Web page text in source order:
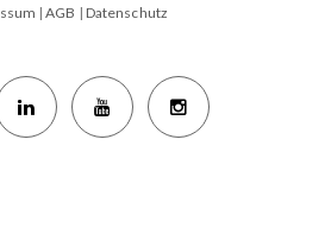
|AGB | Datenschutz